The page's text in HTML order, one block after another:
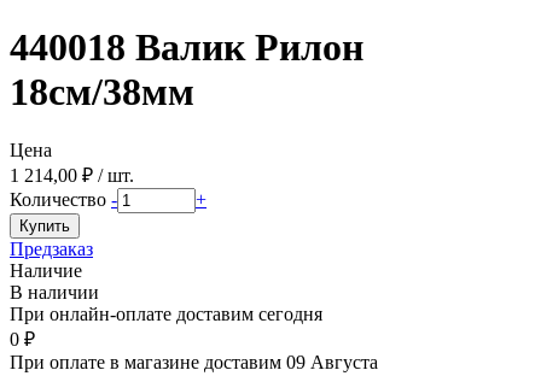
440018 Валик Рилон
18см/38мм
Цена
1 214,00 ₽ / шт.
Количество - +
Предзаказ
Наличие
В наличии
При онлайн-оплате доставим сегодня
0 ₽
При оплате в магазине доставим 09 Августа